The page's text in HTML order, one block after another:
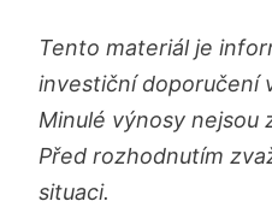
Tento materiál je
investiční doporučení
Minulé výnosy nejsou
Před rozhodnutím
situaci.